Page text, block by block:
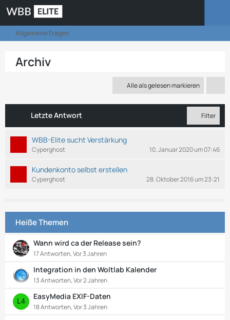
Allgemeine Fragen
Archiv
Alle als gelesen markieren
Letzte Antwort Filter
WBB-Elite sucht Verstärkung
Cyperghost 10. Januar 2020 um 07:46
Kundenkonto selbst erstellen
Cyperghost 28. Oktober 2016 um 23:21
Heiße Themen
Wann wird ca der Release sein?
17 Antworten, Vor 3 Jahren
Integration in den Woltlab Kalender
13 Antworten, Vor 2 Jahren
EasyMedia EXIF-Daten
18 Antworten, Vor 3 Jahren